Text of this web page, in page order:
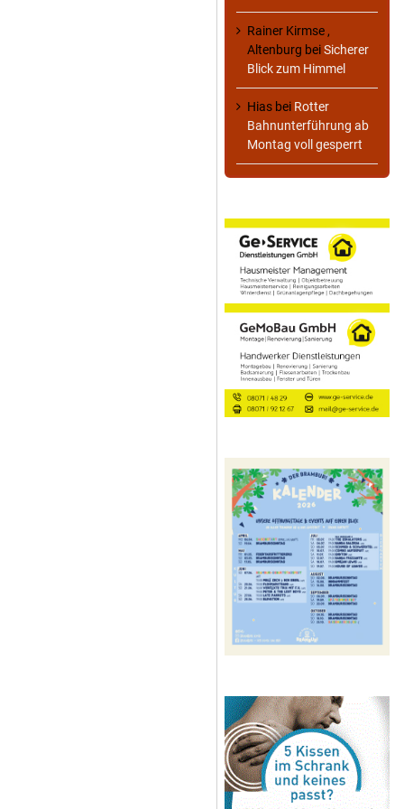
Rainer Kirmse ,
Altenburg beiSicherer
Blick zum Himmel
Hias bei Rotter
Bahnunterführung ab
Montag voll gesperrt